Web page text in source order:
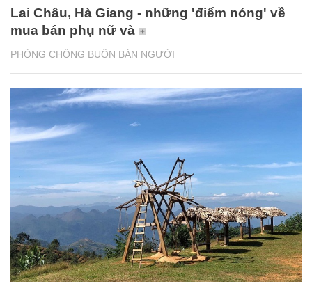
PHÒNG CHỐNG BUÔN BÁN NGƯỜI
Lai Châu, Hà Giang - những 'điểm nóng' về
mua bán phụ nữ và